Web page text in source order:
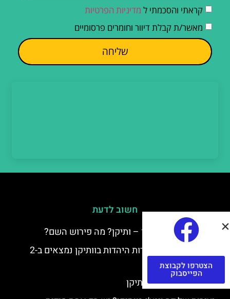
קראתי והסכמתי ל מדיניות הפרטיות
מאשר/ת קבלת דיוור וחומרים פרסומיים
שליחה
חשוב לדעת
למה קוראים לוותיקן – ותיקן? מה פירוש השם?
כתב יד ותיקן – אוצרות היהדות בוותיקן נמצאים ב-2
כתבי יד עתיקים
יצירות של רפאל בוותיקן
הצטרפו לקבוצת
הפייסבוק